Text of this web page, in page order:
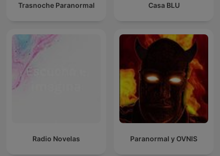
Trasnoche Paranormal Casa BLU
Radio Novelas Paranormal y OVNIS